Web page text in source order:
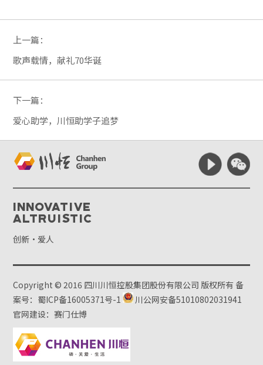
上一篇：
歌声载情，献礼70华诞
下一篇：
爱心助学，川恒助学子追梦
Innovative
Altruistic
创新·爱人
Copyright © 2016 四川川恒控股集团股份有限公司 版权所有备
案号：蜀ICP备16005371号-1
川公网安备51010802031941
官网建设：赛门仕博